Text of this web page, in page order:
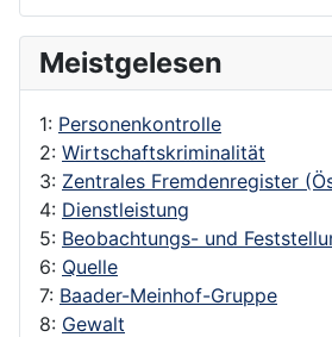
Meistgelesen
1: Personenkontrolle
2: Wirtschaftskriminalität
3: Zentrales Fremdenregister
4: Dienstleistung
5: Beobachtungs- und
6: Quelle
7: Baader-Meinhof-Gruppe
8: Gewalt